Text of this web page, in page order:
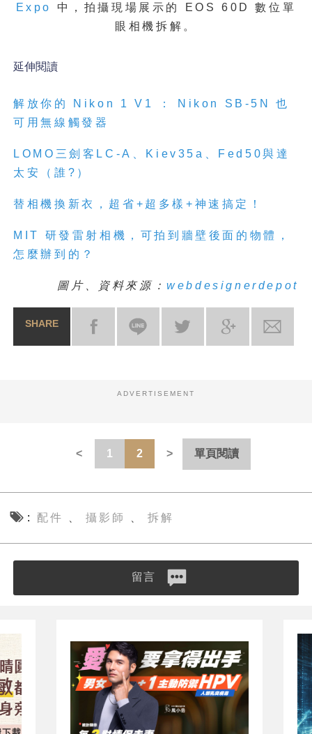
Expo
中，拍攝現場展示的 EOS 60D 數位單
眼相機拆解。
延伸閱讀
解 放你的 Nikon 1 V1 ： Nikon SB-5N 也
可用無線觸發器
LOMO三劍客LC-A、Kiev35a、Fed50與達
太安（誰?）
替相機換新衣，超省+超多樣+神速搞定！
MIT 研發雷射相機，可拍到牆壁後面的物體，
怎麼辦到的？
圖片、資料來源：webdesignerdepot
SHARE
ADVERTISEMENT
1 2 單頁閱讀
配件 、攝影師 拆解
留言